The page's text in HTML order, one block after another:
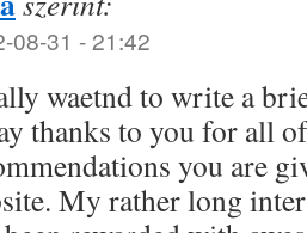
08-31 - 21:42
waetnd to write a
thanks to you for all
you are
My rather long